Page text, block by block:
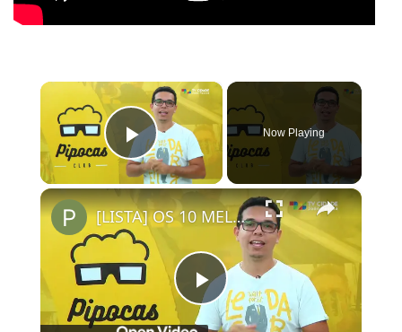
×
Play Video
Now Playing
×
Play
[LISTA] OS 10 MELHORES FILMES ORIGINAIS NETFLIX | #PipocasIndica